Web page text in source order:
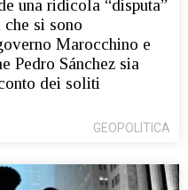
una ridicola “disputa”
si sono
Marocchino e
Pedro Sánchez sia
dei soliti
GEOPOLITICA